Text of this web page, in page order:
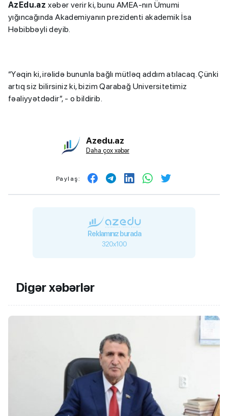
AzEdu.az xəbər verir ki, bunu AMEA-nın Ümumi
yığıncağında Akademiyanın prezidenti akademik İsa
Həbibbəyli deyib.
“Yəqin ki, irəlidə bununla bağlı mütləq addım atılacaq. Çünki
artıq siz bilirsiniz ki, bizim Qarabağ Universitetimiz
fəaliyyətdədir”, - o bildirib.
Azedu.az
Daha çox xəbər
Paylaş:
Reklamınız burada
320x100
Digər xəbərlər